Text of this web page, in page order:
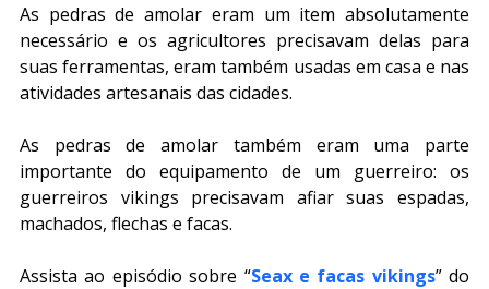
As pedras de amolar eram um item absolutamente
necessário e os agricultores precisavam delas para
suas ferramentas, eram também usadas em casa e nas
atividades artesanais das cidades.
As pedras de amolar também eram uma parte
importante do equipamento de um guerreiro: os
guerreiros vikings precisavam afiar suas espadas,
machados, flechas e facas.
Assista ao episódio sobre “Seax e facas vikings